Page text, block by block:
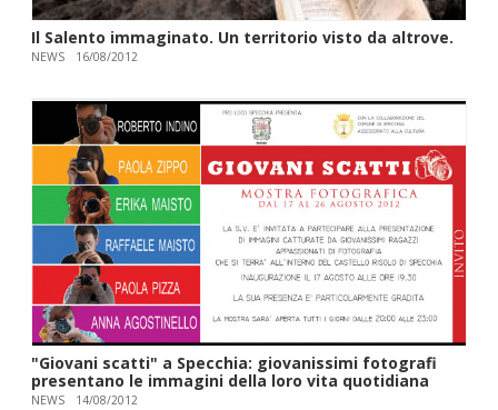
Il Salento immaginato. Un territorio visto da altrove.
NEWS 16/08/2012
"Giovani scatti" a Specchia: giovanissimi fotografi
presentano le immagini della loro vita quotidiana
NEWS 14/08/2012